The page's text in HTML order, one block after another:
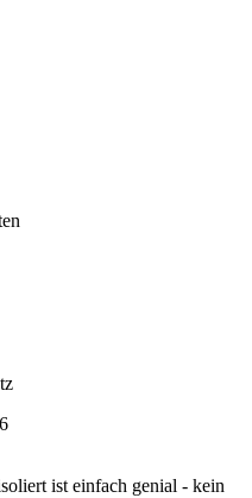
ist einfach genial - kein